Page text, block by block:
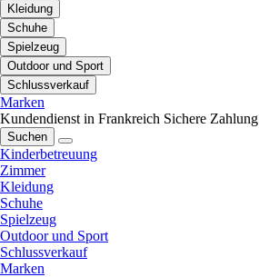
Kleidung
Schuhe
Spielzeug
Outdoor und Sport
Schlussverkauf
Marken
Kundendienst in Frankreich Sichere Zahlung
Suchen
Kinderbetreuung
Zimmer
Kleidung
Schuhe
Spielzeug
Outdoor und Sport
Schlussverkauf
Marken